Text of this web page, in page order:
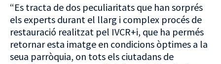
“Es tracta de dos peculiaritats que han sorprés
els experts durant el llarg i complex procés de
restauració realitzat pel IVCR+i, que ha permés
retornar esta imatge en condicions òptimes a la
seua parròquia, on tots els ciutadans de